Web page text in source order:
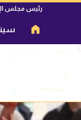
رئيس مجلس